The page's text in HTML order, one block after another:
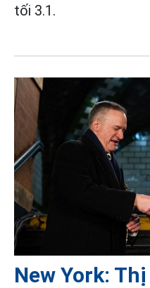
tối 3.1.
New York: